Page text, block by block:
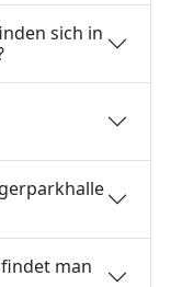
sich in
man